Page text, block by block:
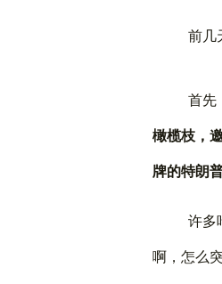
前几
首先
橄榄枝，
牌的特朗
许多
啊，怎么